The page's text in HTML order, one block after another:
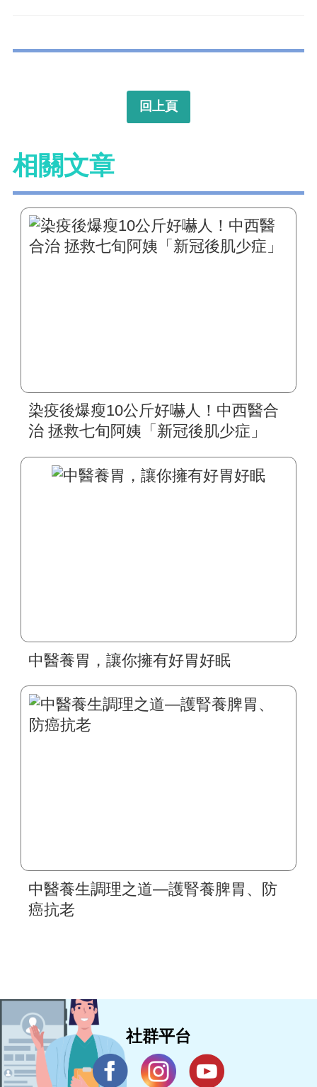
回上頁
相關文章
染疫後爆瘦10公斤好嚇人！中西醫合
治 拯救七旬阿姨「新冠後肌少症」
中醫養胃，讓你擁有好胃好眠
中醫養生調理之道—護腎養脾胃、防
癌抗老
社群平台